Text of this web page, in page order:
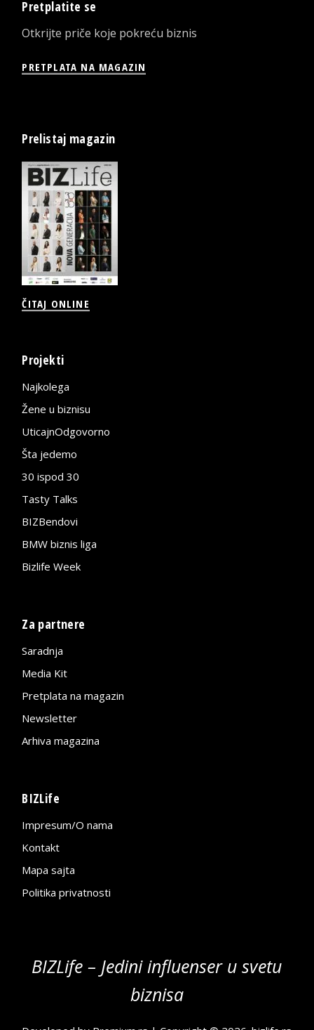
Pretplatite se
Otkrijte priče koje pokreću biznis
PRETPLATA NA MAGAZIN
Prelistaj magazin
ČITAJ ONLINE
Projekti
Najkolega
Žene u biznisu
UticajnOdgovorno
Šta jedemo
30 ispod 30
Tasty Talks
BIZBendovi
BMW biznis liga
Bizlife Week
Za partnere
Saradnja
Media Kit
Pretplata na magazin
Newsletter
Arhiva magazina
BIZLife
Impresum/O nama
Kontakt
Mapa sajta
Politika privatnosti
BIZLife – Jedini influenser u svetu
biznisa